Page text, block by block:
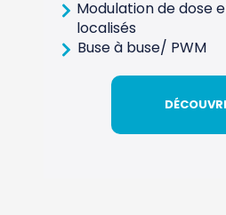
Modulation de dose
localisés
Buse à buse/ PWM